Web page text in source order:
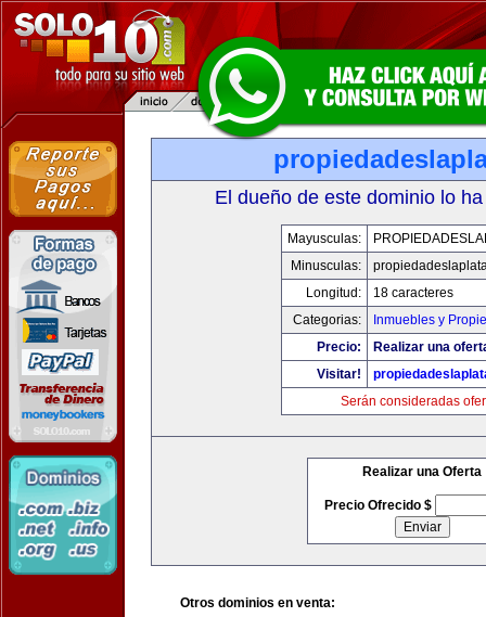
El dueño de este dominio lo
Mayusculas:
Minusculas:
Longitud:
18 caracteres
Categorias:
Inmuebles y
Precio:
Realizar una
Visitar!
Serán consideradas
Realizar una Oferta
Precio Ofrecido $
Otros dominios en venta: